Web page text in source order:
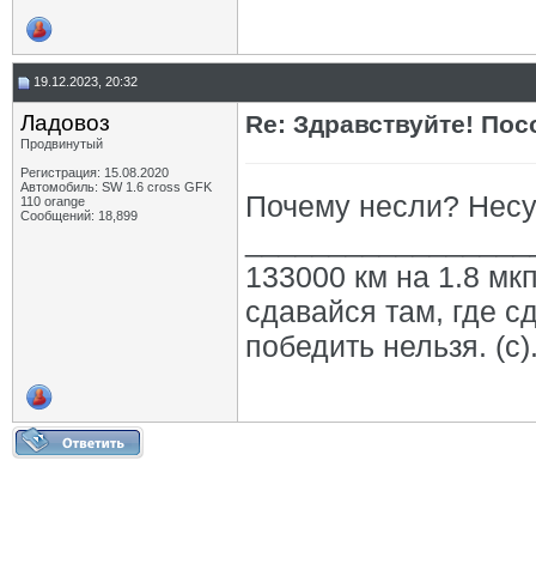
19.12.2023, 20:32
Ладовоз
Продвинутый
Регистрация: 15.08.2020
Автомобиль: SW 1.6 cross GFK
110 orange
Сообщений: 18,899
Re: Здравствуйте!
Почему несли?
133000 км на 1.8
сдавайся там, где
победить нельзя.